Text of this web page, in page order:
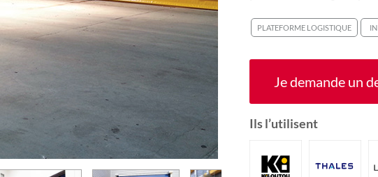
PLATEFORME LOGISTIQUE
Je demande un
Ils l’utilisent